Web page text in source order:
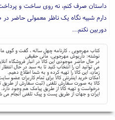
داستان صرف کنم، نه روی ساخت و
دارم شبیه نگاه یک ناظر معمولی حاضر
دوربین نکنم...
کتاب مهرجویی ، کارنامه چهل ساله ، گفت و گوی
نوشته: داریوش مهرجویی، مانی حقیقی
در حال حاضر موجودی این کالا در انبار فروشگاه
می توانید آن را انتخاب کنید تا به سبد در حال
زمان، این کالا را تهیه کرده و به شما اطلاع دهیم.
امکان خرید اینترنتی کالا برای تمام کاربران
کالا به صورت سفارش تلفنی (ثبت سفارش از طریق
درخواست و تهیه کالا از طریق پیامک هم وجود دارد.
ایران و جهان از طریق پست و پیک تلفنی انجام می